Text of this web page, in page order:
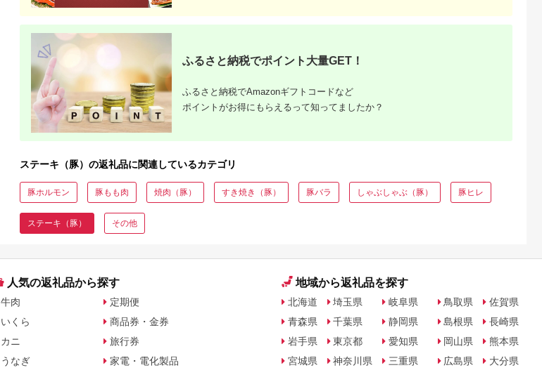
ふるさと納税でポイント大量GET！
ふるさと納税でAmazonギフトコードなど
ポイントがお得にもらえるって知ってましたか？
ステーキ（豚）の返礼品に関連しているカテゴリ
豚ホルモン 豚もも肉 焼肉（豚） すき焼き（豚） 豚バラ しゃぶしゃぶ（豚） 豚ヒレ
ステーキ（豚） その他
人気の返礼品から探す
牛肉
いくら
カニ
うなぎ
定期便
商品券・金券
旅行券
家電・電化製品
地域から返礼品を探す
北海道
青森県
岩手県
宮城県
埼玉県
千葉県
東京都
神奈川県
岐阜県
静岡県
愛知県
三重県
鳥取県
島根県
岡山県
広島県
佐賀県
長崎県
熊本県
大分県